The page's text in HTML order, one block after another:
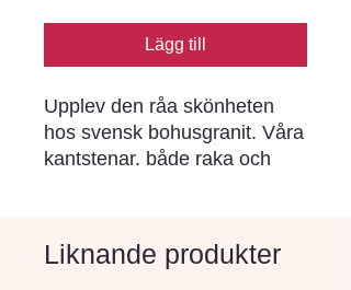
Lägg till
Upplev den råa skönheten
hos svensk bohusgranit. Våra
kantstenar. både raka och
trädgård eller uteplats.
Liknande produkter